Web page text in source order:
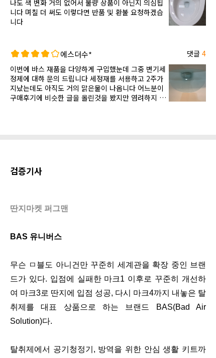
나도 색 변화 거의 없어서 불량 상품이 아닌지 의심됩
니다 며칠 더 써도 이렇다면 반품 및 환불 요청하겠습
니다
에스더수* 댓글 4
이번에 바스 재품을 다양하게 구입했눈데 그중 변기세
정제에 대햐 문의 드립니다 세정재를 서용하고 2주가
지났는데도 아직도 거의 맑은물이 나옵니다 어느분이
구매후기에 비슷한 글을 올린것을 봤지만 염려하지 않
검증기사
딴지마켓 퍼그맨
BAS 유니버스
무슨 ㅁ블도 아니건만 꾸준히 세계관을 확장 중인 브랜
드가 있다. 입점에 실패한 마크1 이후로 꾸준히 개선하
여 마크3로 딴지에 입점 성공, 다시 마크4까지 내놓은 탈
취제를 대표 상품으로 하는 브랜드 BAS(Bad Air
Solution)다.
탈취제에서 공기청정기, 방역을 위한 안심 생활 키트까